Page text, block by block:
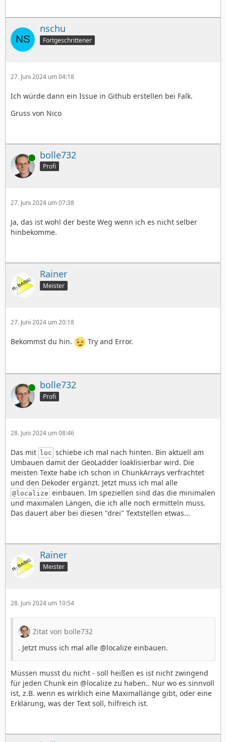
nschu
Fortgeschrittener
27. Juni 2024 um 04:18
Ich würde dann ein Issue in Github erstellen bei Falk.
Gruss von Nico
Online bolle732
Profi
27. Juni 2024 um 07:38
Ja, das ist wohl der beste Weg wenn ich es nicht selber
hinbekomme.
Rainer
Meister
27. Juni 2024 um 20:18
Bekommst du hin. Try and Error.
Online bolle732
Profi
28. Juni 2024 um 08:46
Das mit loc schiebe ich mal nach hinten. Bin aktuell am
Umbauen damit der GeoLadder loaklisierbar wird. Die
meisten Texte habe ich schon in ChunkArrays verfrachtet
und den Dekoder ergänzt. Jetzt muss ich mal alle
@localize einbauen. Im speziellen sind das die minimalen
und maximalen Längen, die ich alle noch ermitteln muss.
Das dauert aber bei diesen "drei" Textstellen etwas...
Rainer
Meister
28. Juni 2024 um 10:54
Zitat von bolle732
. Jetzt muss ich mal alle @localize einbauen.
Müssen musst du nicht - soll heißen es ist nicht zwingend
für jeden Chunk ein @localize zu haben.. Nur wo es sinnvoll
ist, z.B. wenn es wirklich eine Maximallänge gibt, oder eine
Erklärung, was der Text soll, hilfreich ist.